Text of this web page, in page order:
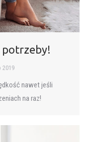
potrzeby!
2019
nawet jeśli
na raz!